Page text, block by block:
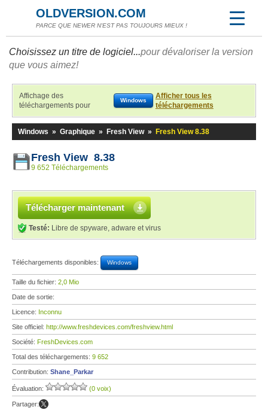
OLDVERSION.COM
PARCE QUE NEWER N'EST PAS TOUJOURS MIEUX !
Choisissez un titre de logiciel...pour dévaloriser la version
que vous aimez!
Affichage des
téléchargements pour
Windows
Afficher tous les
téléchargements
Windows » Graphique » Fresh View » Fresh View 8.38
Fresh View 8.38
9 652 Téléchargements
Télécharger maintenant
Testé: Libre de spyware, adware et virus
Téléchargements disponibles: Windows
Taille du fichier: 2,0 Mio
Date de sortie:
Licence: Inconnu
Site officiel: http://www.freshdevices.com/freshview.html
Société: FreshDevices.com
Total des téléchargements: 9 652
Contribution: Shane_Parkar
Évaluation: (0 voix)
Partager: